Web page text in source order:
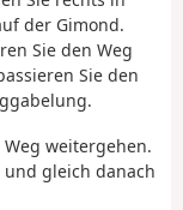
der Gimond.
Sie den Weg
Sie den
Weg weitergehen.
gleich danach